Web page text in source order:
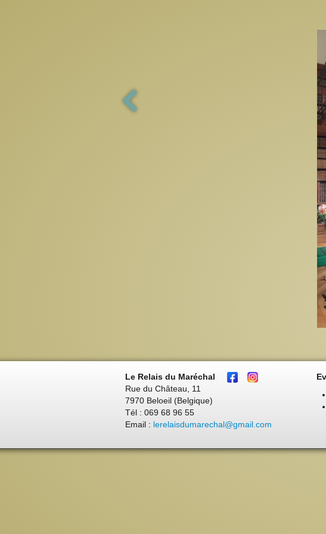
Le Relais du Maréchal
Rue du Château, 11
7970 Beloeil (Belgique)
Tél : 069 68 96 55
Email : lerelaisdumarechal@gmail.com